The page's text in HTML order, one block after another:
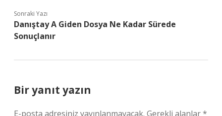
Sonraki Yazı
Danıştay A Giden Dosya Ne Kadar Sürede
Sonuçlanır
Bir yanıt yazın
E-posta adresiniz yayınlanmayacak. Gerekli alanlar*